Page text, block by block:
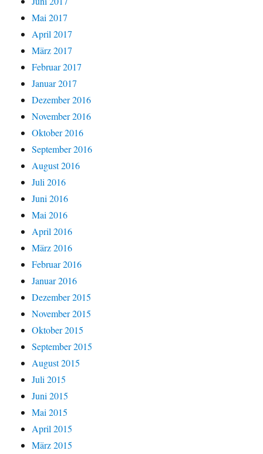
Mai 2017
April 2017
März 2017
Februar 2017
Januar 2017
Dezember 2016
November 2016
Oktober 2016
September 2016
August 2016
Juli 2016
Juni 2016
Mai 2016
April 2016
März 2016
Februar 2016
Januar 2016
Dezember 2015
November 2015
Oktober 2015
September 2015
August 2015
Juli 2015
Juni 2015
Mai 2015
April 2015
März 2015